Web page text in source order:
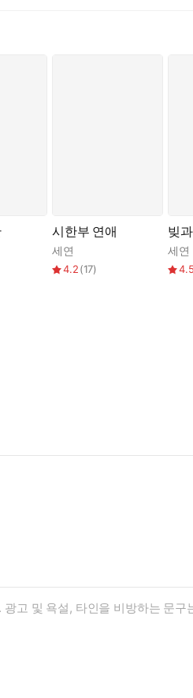
을 적 기억이랑 커 가면서 그저 바
시한부 연애
세연
4.2(17)
빚
세연
4.5